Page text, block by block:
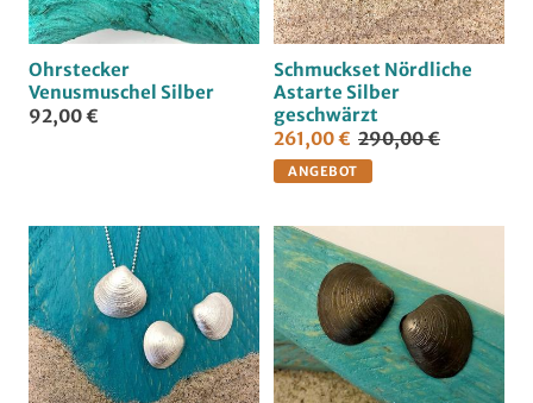
g
:
Ohrstecker
Venusmuschel Silber
92,00 €
Schmuckset Nördliche
Astarte Silber
geschwärzt
261,00 € 290,00 €
ANGEBOT